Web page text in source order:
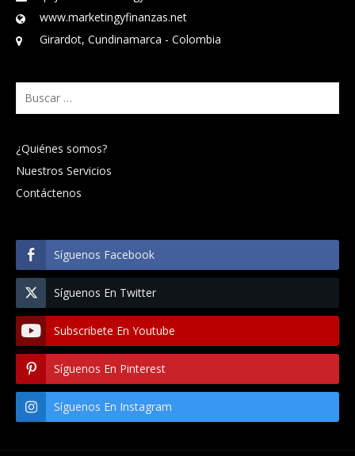
www.marketingyfinanzas.net
Girardot, Cundinamarca - Colombia
Buscar:
¿Quiénes somos?
Nuestros Servicios
Contáctenos
Síguenos Facebook
Síguenos En Twitter
Subscribete En Youtube
Síguenos En Pinterest
Síguenos En Instagram